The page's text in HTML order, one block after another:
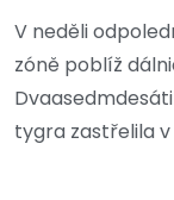
V neděli
zóně poblíž
tygra zastřelila